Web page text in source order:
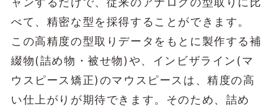
べて、精密な型を採得することができます。
この高精度の型取りデータをもとに製作する補
綴物(詰め物・被せ物)や、インビザライン(マ
ウスピース矯正)のマウスピースは、精度の高
い仕上がりが期待できます。そのため、詰め